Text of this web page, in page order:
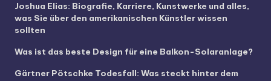
Joshua Elias: Biografie, Karriere, Kunstwerke und alles,
was Sie über den amerikanischen Künstler wissen
sollten
Was ist das beste Design für eine Balkon-Solaranlage?
Gärtner Pötschke Todesfall: Was steckt hinter dem